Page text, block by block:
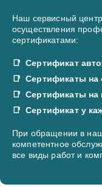
Наш сервисный
осуществления
сертификатами:
Сертификат
Сертификаты на
Сертификаты на
Сертификат у
При обращении в наш
компетентное
все виды работ и